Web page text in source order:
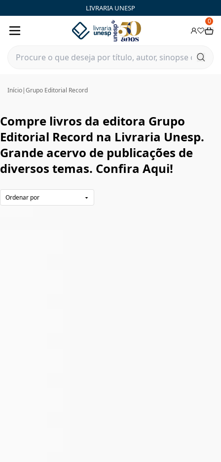
LIVRARIA UNESP
0
Início|Grupo Editorial Record
Compre livros da editora Grupo
Editorial Record na Livraria Unesp.
Grande acervo de publicações de
diversos temas. Confira Aqui!
Grupo Editorial Record|Livraria Unesp | FastStore PLP